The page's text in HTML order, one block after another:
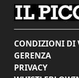
CONDIZIONI DI
GERENZA
PRIVACY